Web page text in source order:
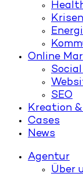
Online
SEO
Kreation
Cases
News
Agentur
Über